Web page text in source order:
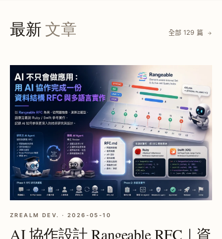
最新 文章 全部 129 篇
ZREALM DEV. · 2026-05-10
AI 協作設計 Rangeable RFC｜資